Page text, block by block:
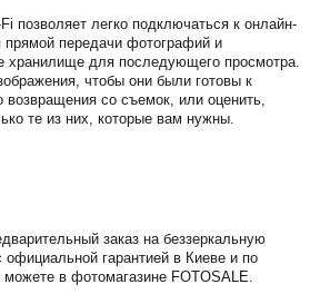
позволяет легко подключаться к онлайн-
передачи фотографий и
хранилище для последующего просмотра.
чтобы они были готовы к
возвращения со съемок, или оценить,
те из них, которые вам нужны.
заказ на беззеркальную
гарантией в Киеве и по
можете в фотомагазине FOTOSALE.